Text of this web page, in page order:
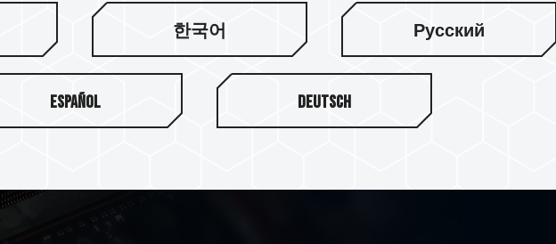
適用於 MAC、Notebook、
T-CREATE CLASSIC LAPTOP(SO-DIMM) DDR4
穩定性，可支援至最新 27" iMAC(2020年版)、
한국어 Русский
Español Deutsch